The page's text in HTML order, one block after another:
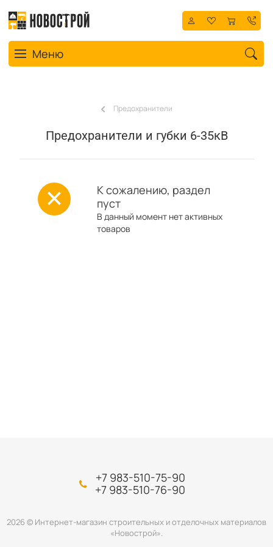
Toggle navigation
Меню
Предохранители
Предохранители и губки 6-35кВ
К сожалению, раздел
пуст
В данный момент нет активных
товаров
+7 983-510-75-90
+7 983-510-76-90
2026 © Интернет-магазин строительных и отделочных материалов
«Новострой».